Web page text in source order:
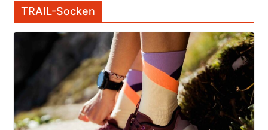
TRAIL-Socken